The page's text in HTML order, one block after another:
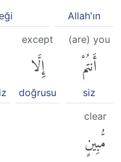
Allah'ın
(are) you
أَنتُمْ
siz
except
إِلَّا
doğrusu
clear
مُّبِينٍ